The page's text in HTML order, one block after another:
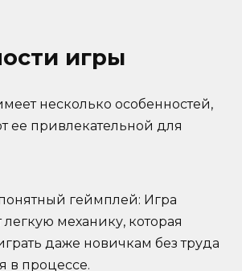
игры
несколько особенностей,
ее привлекательной для
геймплей: Игра
легкую механику, которая
даже новичкам без труда
в процессе.